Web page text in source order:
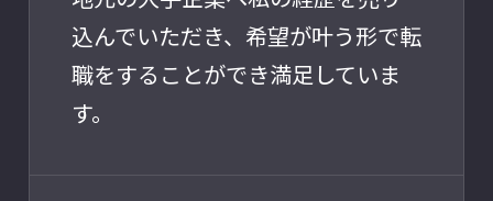
込んでいただき、希望が叶う形で転
職をすることができ満足していま
す。